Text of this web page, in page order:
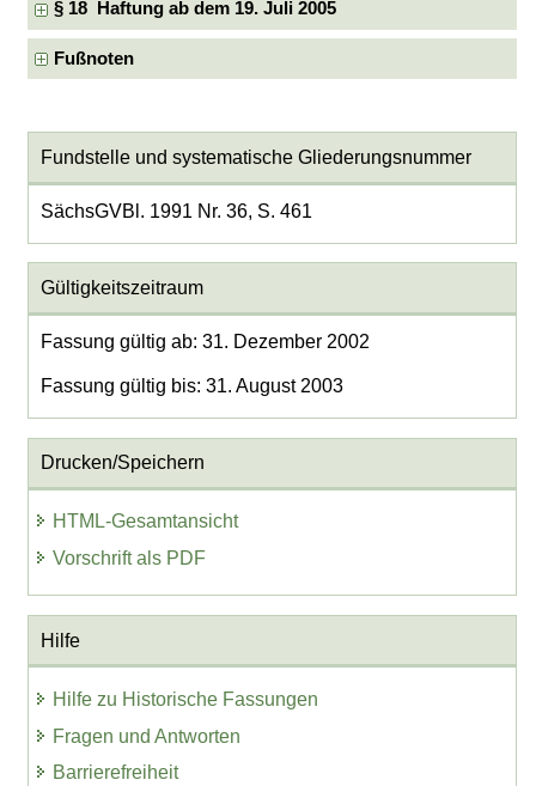
§ 18 Haftung ab dem 19. Juli 2005
Fußnoten
Fundstelle und systematische Gliederungsnummer
SächsGVBl. 1991 Nr. 36, S. 461
Gültigkeitszeitraum
Fassung gültig ab: 31. Dezember 2002
Fassung gültig bis: 31. August 2003
Drucken/Speichern
HTML-Gesamtansicht
Vorschrift als PDF
Hilfe
Hilfe zu Historische Fassungen
Fragen und Antworten
Barrierefreiheit